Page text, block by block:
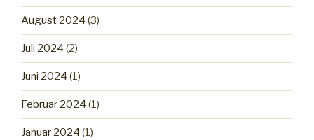
August 2024 (3)
Juli 2024 (2)
Juni 2024 (1)
Februar 2024 (1)
Januar 2024 (1)